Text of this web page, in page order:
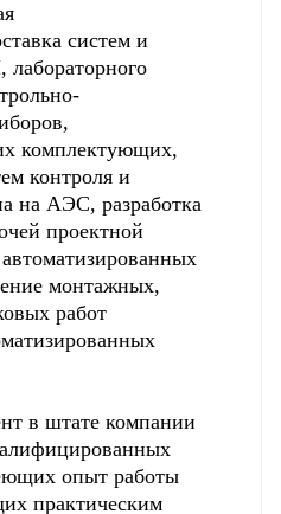
систем и
комплектующих,
контроля и
на АЭС, разработка
проектной
монтажных,
работ
в штате компании
опыт работы
практическим